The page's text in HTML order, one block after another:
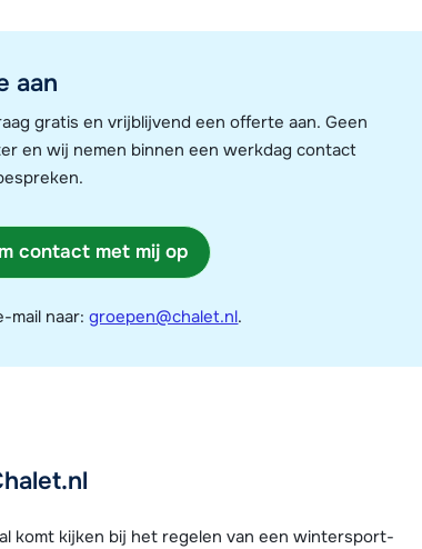
aan
gratis en vrijblijvend een offerte aan. Geen
en wij nemen binnen een werkdag contact
contact met mij op
mail naar:groepen@chalet.nl.
bereiken.
komt kijken bij het regelen van een wintersport-